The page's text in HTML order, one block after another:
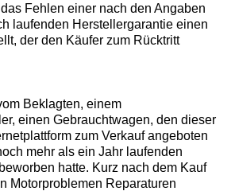
Fehlen einer nach den Angaben
laufenden Herstellergarantie einen
der den Käufer zum Rücktritt
Beklagten, einem
einen Gebrauchtwagen, den dieser
zum Verkauf angeboten
mehr als ein Jahr laufenden
hatte. Kurz nach dem Kauf
Motorproblemen Reparaturen